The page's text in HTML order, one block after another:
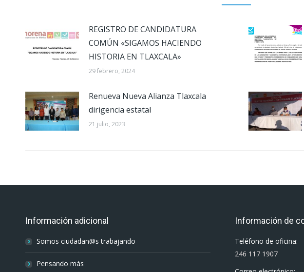
REGISTRO DE CANDIDATURA
COMÚN «SIGAMOS HACIENDO
HISTORIA EN TLAXCALA»
29 febrero, 2024
Renueva Nueva Alianza Tlaxcala
dirigencia estatal
21 julio, 2023
Información adicional
Somos ciudadan@s trabajando
Pensando más
Información de
Teléfono de oficina:
246 117 1907